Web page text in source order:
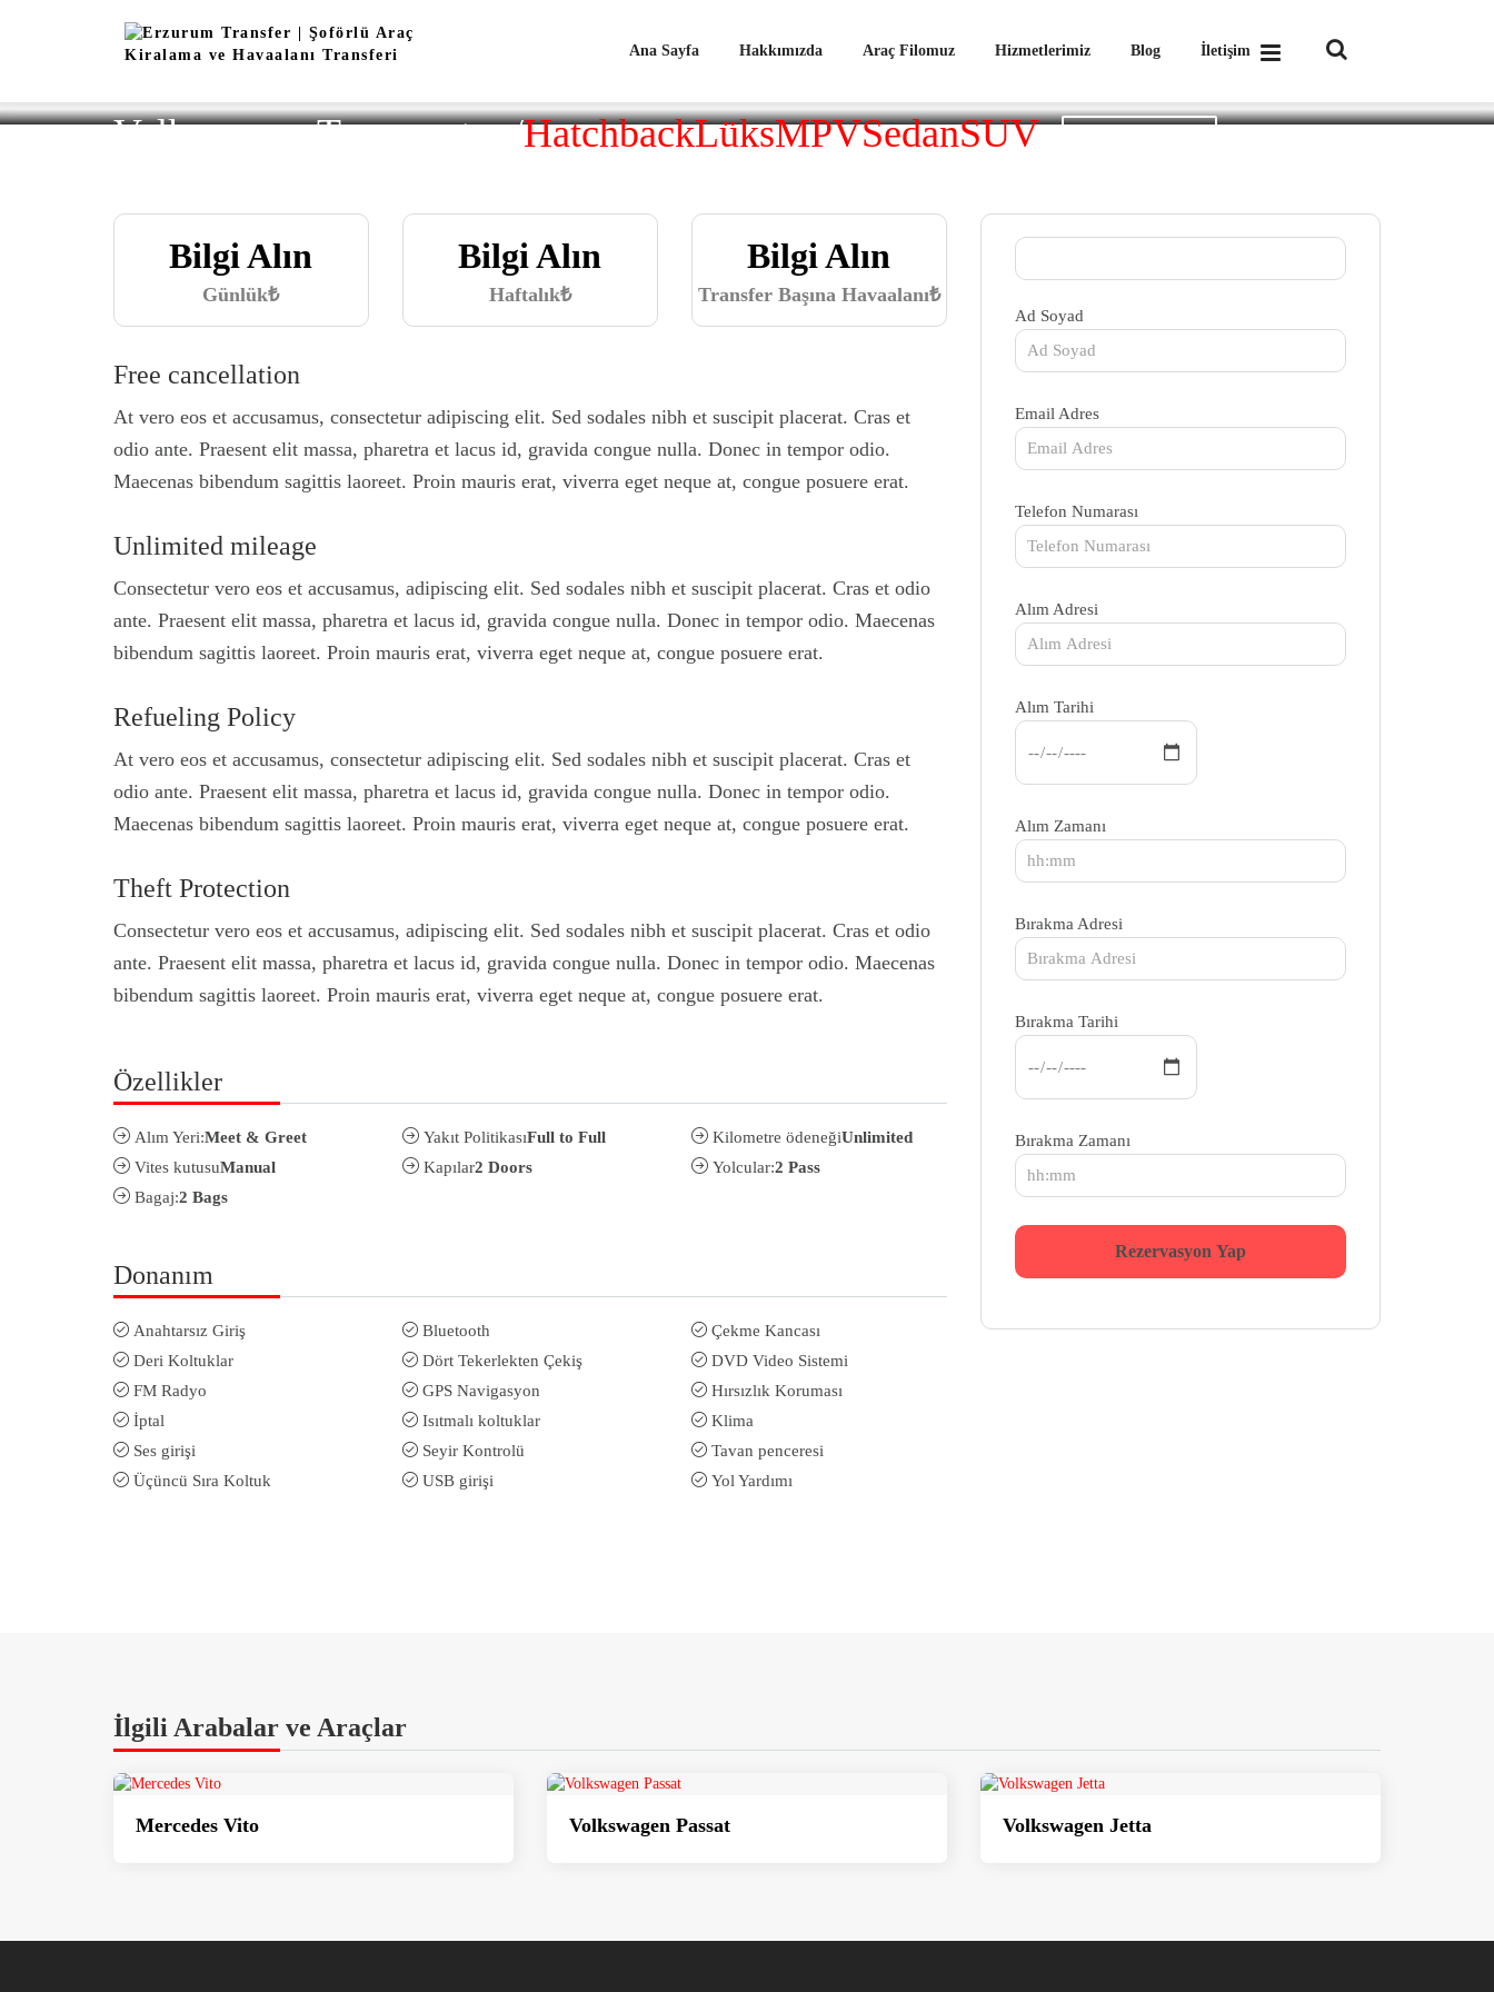
Ana Sayfa Hakkımızda Araç Filomuz Hizmetlerimiz Blog İletişim
Volkswagen Transporter/HatchbackLüksMPVSedanSUV
Bilgi Alın
Günlük₺
Bilgi Alın
Haftalık₺
Bilgi Alın
Transfer Başına Havaalanı₺
Free cancellation
At vero eos et accusamus, consectetur adipiscing elit. Sed sodales nibh et suscipit placerat. Cras et
odio ante. Praesent elit massa, pharetra et lacus id, gravida congue nulla. Donec in tempor odio.
Maecenas bibendum sagittis laoreet. Proin mauris erat, viverra eget neque at, congue posuere erat.
Unlimited mileage
Consectetur vero eos et accusamus, adipiscing elit. Sed sodales nibh et suscipit placerat. Cras et odio
ante. Praesent elit massa, pharetra et lacus id, gravida congue nulla. Donec in tempor odio. Maecenas
bibendum sagittis laoreet. Proin mauris erat, viverra eget neque at, congue posuere erat.
Refueling Policy
At vero eos et accusamus, consectetur adipiscing elit. Sed sodales nibh et suscipit placerat. Cras et
odio ante. Praesent elit massa, pharetra et lacus id, gravida congue nulla. Donec in tempor odio.
Maecenas bibendum sagittis laoreet. Proin mauris erat, viverra eget neque at, congue posuere erat.
Theft Protection
Consectetur vero eos et accusamus, adipiscing elit. Sed sodales nibh et suscipit placerat. Cras et odio
ante. Praesent elit massa, pharetra et lacus id, gravida congue nulla. Donec in tempor odio. Maecenas
bibendum sagittis laoreet. Proin mauris erat, viverra eget neque at, congue posuere erat.
Özellikler
Alım Yeri:Meet & Greet Yakıt PolitikasıFull to Full Kilometre ödeneğiUnlimited
Vites kutusuManual Kapılar2 Doors Yolcular:2 Pass
Bagaj:2 Bags
Donanım
Anahtarsız Giriş Bluetooth
Çekme Kancası
Deri Koltuklar
Dört Tekerlekten Çekiş
DVD Video Sistemi
FM Radyo
GPS Navigasyon
Hırsızlık Koruması
İptal
Isıtmalı koltuklar
Klima
Ses girişi
Seyir Kontrolü
Tavan penceresi
Üçüncü Sıra Koltuk
USB girişi Yol Yardımı
Ad Soyad
Email Adres
Telefon Numarası
Alım Adresi
Alım Tarihi
Alım Zamanı
Bırakma Adresi
Bırakma Tarihi
Bırakma Zamanı
İlgili Arabalar ve Araçlar
Mercedes Vito Volkswagen Passat Volkswagen Jetta